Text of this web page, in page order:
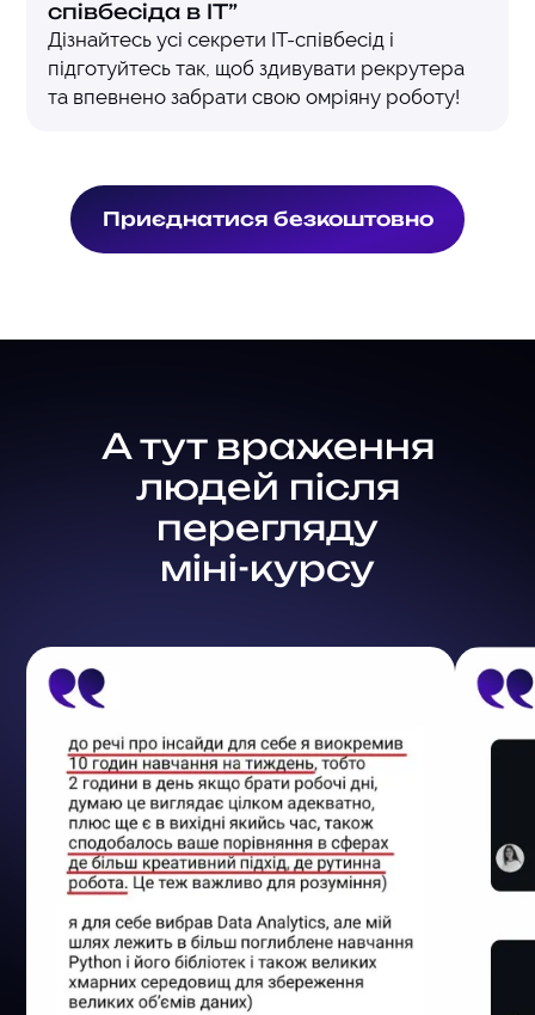
співбесіда в ІТ”
Дізнайтесь усі секрети IT-співбесід і
підготуйтесь так, щоб здивувати рекрутера
та впевнено забрати свою омріяну роботу!
Приєднатися безкоштовно
А тут враження
людей після
перегляду
міні-курсу